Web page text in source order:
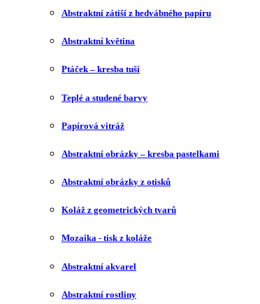
Abstraktní zátiší z hedvábného papíru
Abstraktní květina
Ptáček – kresba tuší
Teplé a studené barvy
Papírová vitráž
Abstraktní obrázky – kresba pastelkami
Abstraktní obrázky z otisků
Koláž z geometrických tvarů
Mozaika - tisk z koláže
Abstraktní akvarel
Abstraktní rostliny